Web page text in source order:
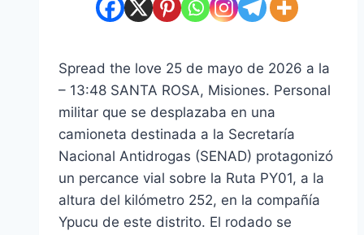
Spread the love 25 de mayo de 2026 a la
– 13:48 SANTA ROSA, Misiones. Personal
militar que se desplazaba en una
camioneta destinada a la Secretaría
Nacional Antidrogas (SENAD) protagonizó
un percance vial sobre la Ruta PY01, a la
altura del kilómetro 252, en la compañía
Ypucu de este distrito. El rodado se